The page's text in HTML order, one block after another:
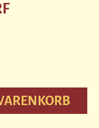
Wert ein